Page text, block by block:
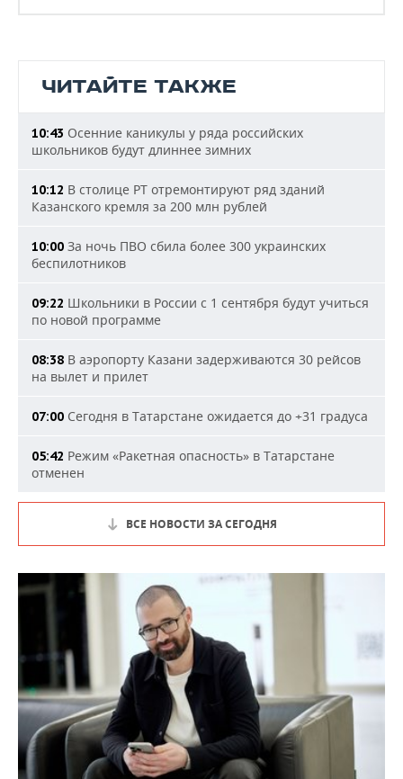
ЧИТАЙТЕ ТАКЖЕ
10:43 Осенние каникулы у ряда российских
школьников будут длиннее зимних
10:12 В столице РТ отремонтируют ряд зданий
Казанского кремля за 200 млн рублей
10:00 За ночь ПВО сбила более 300 украинских
беспилотников
09:22 Школьники в России с 1 сентября будут учиться
по новой программе
08:38 В аэропорту Казани задерживаются 30 рейсов
на вылет и прилет
07:00 Сегодня в Татарстане ожидается до +31 градуса
05:42 Режим «Ракетная опасность» в Татарстане
отменен
ВСЕ НОВОСТИ ЗА СЕГОДНЯ